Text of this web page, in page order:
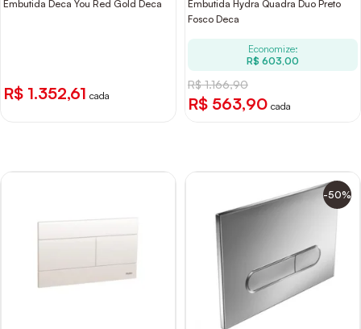
Embutida Deca You Red Gold Deca
R$ 1.352,61 cada
Embutida Hydra Quadra Duo Preto
Fosco Deca
Economize:
R$ 603,00
R$ 1.166,90
R$ 563,90 cada
-50%